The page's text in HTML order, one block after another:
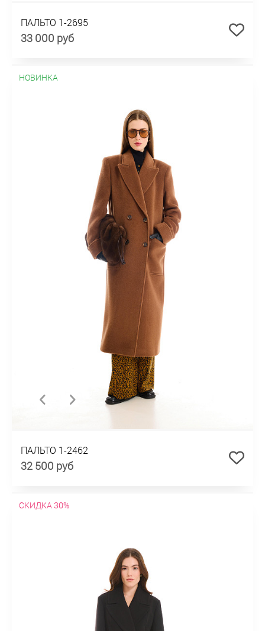
ПАЛЬТО 1-2695
33 000 руб
НОВИНКА
ПАЛЬТО 1-2462
32 500 руб
СКИДКА 30%